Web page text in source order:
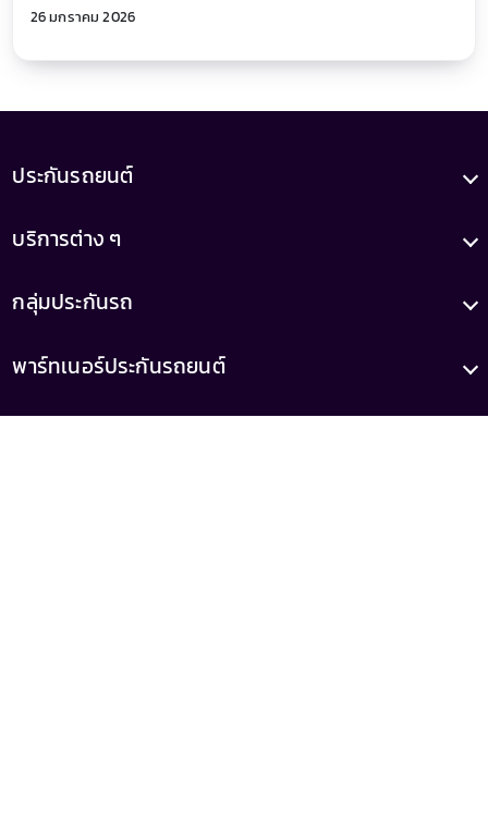
26 มกราคม 2026
ประกันรถยนต์
บริการต่าง ๆ
กลุ่มประกันรถ
พาร์ทเนอร์ประกันรถยนต์